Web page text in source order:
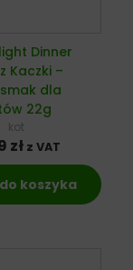
Dinner
Kaczki –
dla
22g
kot
zł z VAT
koszyka